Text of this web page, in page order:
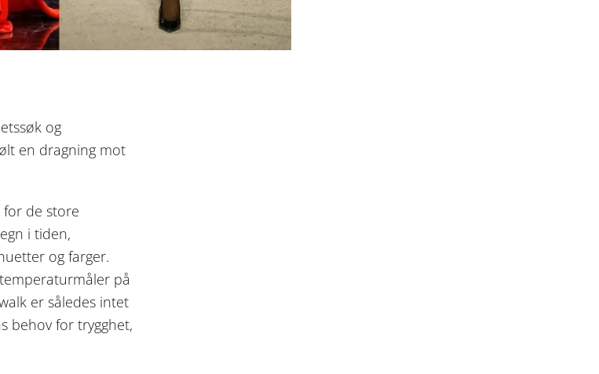
og
en dragning mot
de store
i tiden,
og farger.
på
er således intet
behov for trygghet,